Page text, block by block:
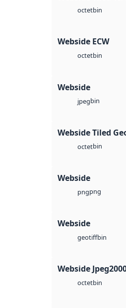
octetbin
Webside ECW
octetbin
Webside
jpegbin
Webside Tiled
octetbin
Webside
pngpng
Webside
geotiffbin
Webside
octetbin